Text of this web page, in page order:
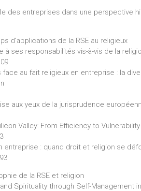
des entreprises dans une perspective
d’applications de la RSE au religieux
à ses responsabilités vis-à-vis de la
au fait religieux en entreprise : la
aux yeux de la jurisprudence
Valley: From Efficiency to Vulnerability
entreprise : quand droit et religion se
de la RSE et religion
Spirituality through Self-Management